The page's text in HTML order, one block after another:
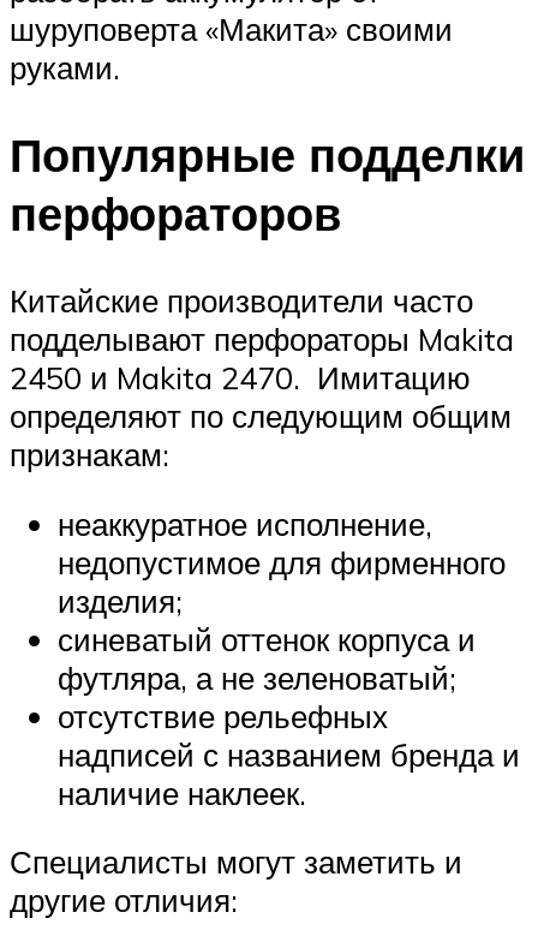
шуруповерта «Макита» своими
руками.
Популярные подделки
перфораторов
Китайские производители часто
подделывают перфораторы Makita
2450 и Makita 2470. Имитацию
определяют по следующим общим
признакам:
неаккуратное исполнение,
недопустимое для фирменного
изделия;
синеватый оттенок корпуса и
футляра, а не зеленоватый;
отсутствие рельефных
надписей с названием бренда и
наличие наклеек.
Специалисты могут заметить и
другие отличия: